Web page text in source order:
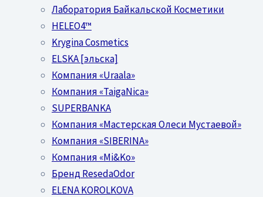
Лаборатория Байкальской Косметики
HELEO4™
Krygina Cosmetics
ELSKA [эльска]
Компания «Uraala»
Компания «TaigaNica»
SUPERBANKA
Компания «Мастерская Олеси Мустаевой»
Компания «SIBERINA»
Компания «Mi&Ko»
Бренд ResedaOdor
ELENA KOROLKOVA